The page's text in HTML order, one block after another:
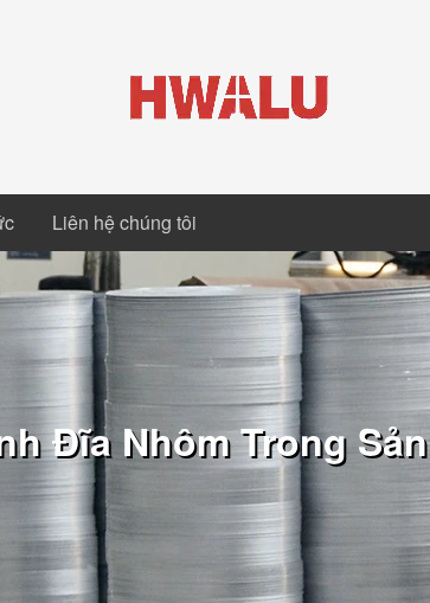
Liên hệ chúng tôi
Đĩa Nhôm Trong